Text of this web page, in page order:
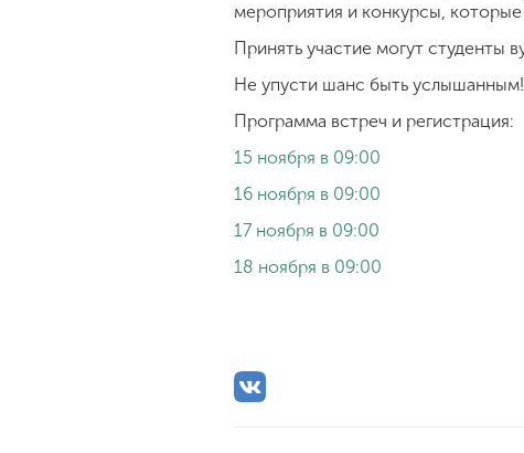
мероприятия и конкурсы,
Принять участие могут студенты
Не упусти шанс быть услышанным!
Программа встреч и регистрация:
15 ноября в 09:00
16 ноября в 09:00
17 ноября в 09:00
18 ноября в 09:00